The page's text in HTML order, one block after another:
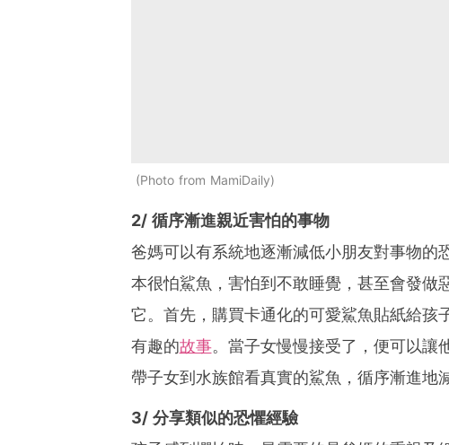
Photo from MamiDaily
2/ 循序漸進親近害怕的事物
爸媽可以有系統地逐漸減低小朋友對事物的
本很怕鯊魚，害怕到不敢睡覺，甚至會發做
它。首先，購買卡通化的可愛鯊魚貼紙給孩
有趣的故事。當子女慢慢接受了，便可以讓
帶子女到水族館看真實的鯊魚，循序漸進地
3/ 分享類似的恐懼經驗